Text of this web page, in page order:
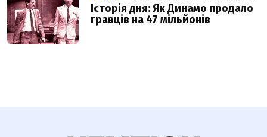
Історія дня: Як Динамо продало
гравців на 47 мільйонів